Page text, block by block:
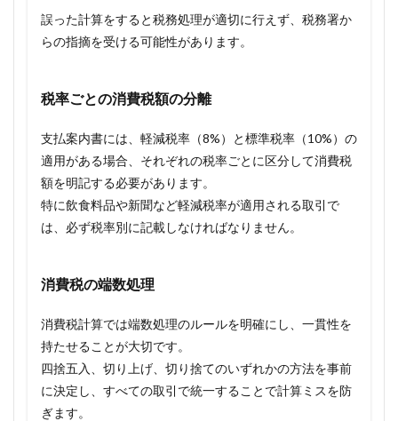
誤った計算をすると税務処理が適切に行えず、税務署か
らの指摘を受ける可能性があります。
税率ごとの消費税額の分離
支払案内書には、軽減税率（8%）と標準税率（10%）の
適用がある場合、それぞれの税率ごとに区分して消費税
額を明記する必要があります。
特に飲食料品や新聞など軽減税率が適用される取引で
は、必ず税率別に記載しなければなりません。
消費税の端数処理
消費税計算では端数処理のルールを明確にし、一貫性を
持たせることが大切です。
四捨五入、切り上げ、切り捨てのいずれかの方法を事前
に決定し、すべての取引で統一することで計算ミスを防
ぎます。